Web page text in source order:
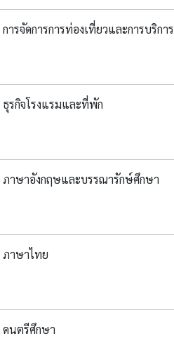
ารจัดการการท่องเที่ยวและการบริการ
รกิจโรงแรมและที่พัก
ภาษาอังกฤษและบรรณารักษ์ศึกษา
ภาษาไทย
ดนตรีศึกษา